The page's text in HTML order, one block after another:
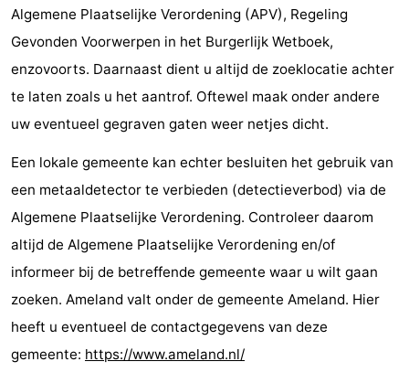
Algemene Plaatselijke Verordening (APV), Regeling
Gevonden Voorwerpen in het Burgerlijk Wetboek,
enzovoorts. Daarnaast dient u altijd de zoeklocatie achter
te laten zoals u het aantrof. Oftewel maak onder andere
uw eventueel gegraven gaten weer netjes dicht.
Een lokale gemeente kan echter besluiten het gebruik van
een metaaldetector te verbieden (detectieverbod) via de
Algemene Plaatselijke Verordening. Controleer daarom
altijd de Algemene Plaatselijke Verordening en/of
informeer bij de betreffende gemeente waar u wilt gaan
zoeken. Ameland valt onder de gemeente Ameland. Hier
heeft u eventueel de contactgegevens van deze
gemeente: https://www.ameland.nl/